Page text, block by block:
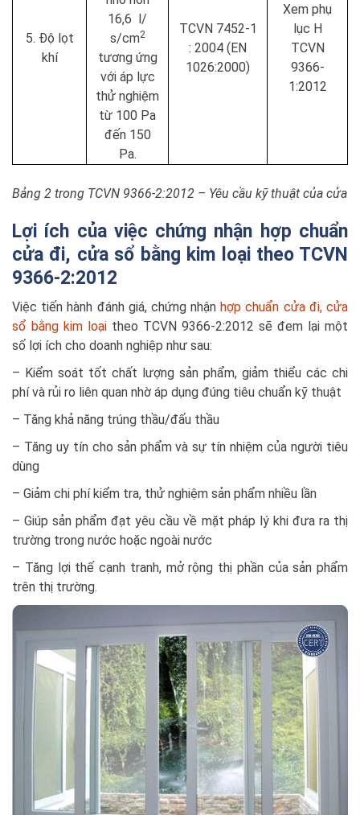
5. Độ lọt
khí
16,6 l/
s/cm2
tương ứng
với áp lực
thử nghiệm
từ 100 Pa
đến 150
Pa.
TCVN 7452-1
: 2004 (EN
1026:2000)
Xem phụ
lục H
TCVN
9366-
1:2012
Bảng 2 trong TCVN 9366-2:2012 – Yêu cầu kỹ thuật của cửa
Lợi ích của việc chứng nhận hợp chuẩn
cửa đi, cửa sổ bằng kim loại theo TCVN
9366-2:2012
Việc tiến hành đánh giá, chứng nhận hợp chuẩn cửa đi, cửa
sổ bằng kim loại theo TCVN 9366-2:2012 sẽ đem lại một
số lợi ích cho doanh nghiệp như sau:
– Kiểm soát tốt chất lượng sản phẩm, giảm thiểu các chi
phí và rủi ro liên quan nhờ áp dụng đúng tiêu chuẩn kỹ thuật
– Tăng khả năng trúng thầu/đấu thầu
– Tăng uy tín cho sản phẩm và sự tín nhiệm của người tiêu
dùng
– Giảm chi phí kiểm tra, thử nghiệm sản phẩm nhiều lần
– Giúp sản phẩm đạt yêu cầu về mặt pháp lý khi đưa ra thị
trường trong nước hoặc ngoài nước
– Tăng lợi thế cạnh tranh, mở rộng thị phần của sản phẩm
trên thị trường.